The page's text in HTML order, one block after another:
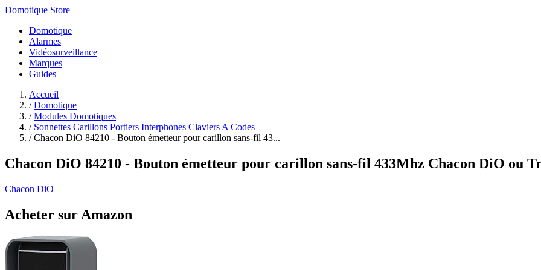
Domotique Store
Domotique
Alarmes
Vidéosurveillance
Marques
Guides
Accueil
/ Domotique
/ Modules Domotiques
/ Sonnettes Carillons Portiers Interphones Claviers A Codes
/ Chacon DiO 84210 - Bouton émetteur pour carillon sans-fil 43...
Chacon DiO 84210 - Bouton émetteur pour carillon sans-fil 433Mhz Chacon DiO ou
Chacon DiO
Acheter sur Amazon